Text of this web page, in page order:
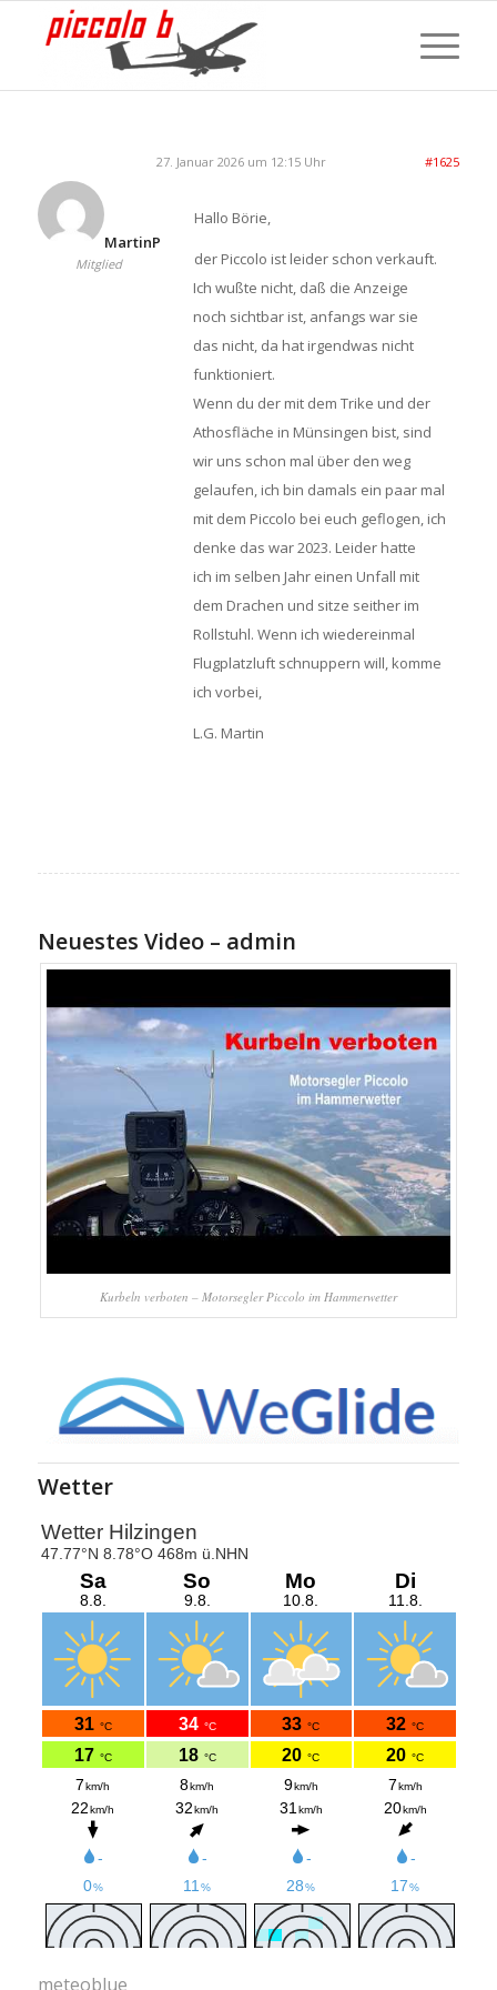
27. Januar 2026 um 12:15 Uhr #1625
MartinP
Mitglied
Hallo Börie,
der Piccolo ist leider schon verkauft.
Ich wußte nicht, daß die Anzeige
noch sichtbar ist, anfangs war sie
das nicht, da hat irgendwas nicht
funktioniert.
Wenn du der mit dem Trike und der
Athosfläche in Münsingen bist, sind
wir uns schon mal über den weg
gelaufen, ich bin damals ein paar mal
mit dem Piccolo bei euch geflogen, ich
denke das war 2023. Leider hatte
ich im selben Jahr einen Unfall mit
dem Drachen und sitze seither im
Rollstuhl. Wenn ich wiedereinmal
Flugplatzluft schnuppern will, komme
ich vorbei,
L.G. Martin
Neuestes Video – admin
Kurbeln verboten – Motorsegler Piccolo im Hammerwetter
Wetter
meteoblue